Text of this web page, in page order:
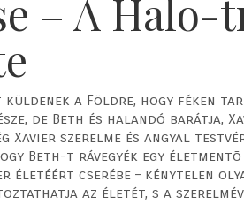
– A
küldenek a Földre, hogy féken
de Beth és halandó barátja,
Xavier szerelme és angyal
Beth-t rávegyék egy
életéért cserébe – kénytelen
az életét, s a